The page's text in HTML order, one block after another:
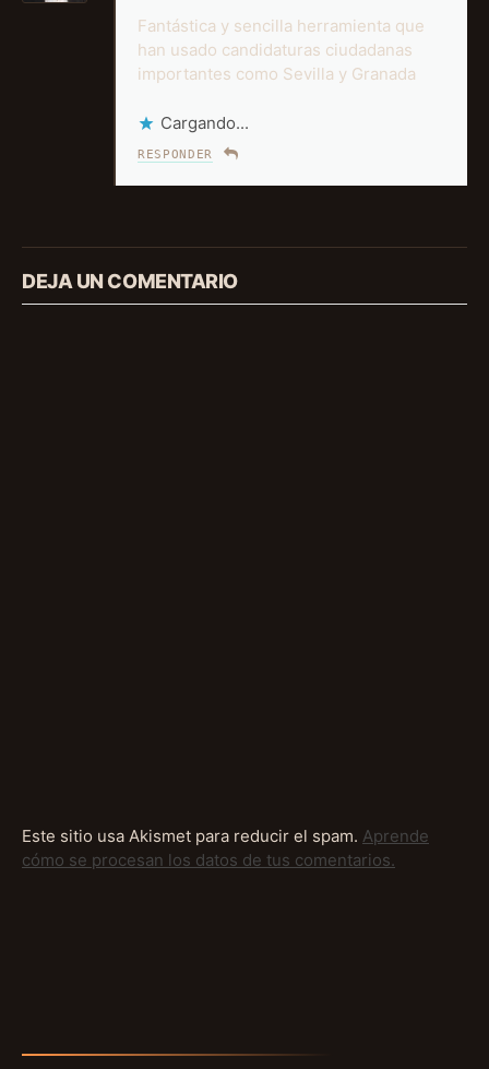
Fantástica y sencilla herramienta que
han usado candidaturas ciudadanas
importantes como Sevilla y Granada
Cargando...
RESPONDER
DEJA UN COMENTARIO
Este sitio usa Akismet para reducir el spam. Aprende
cómo se procesan los datos de tus comentarios.